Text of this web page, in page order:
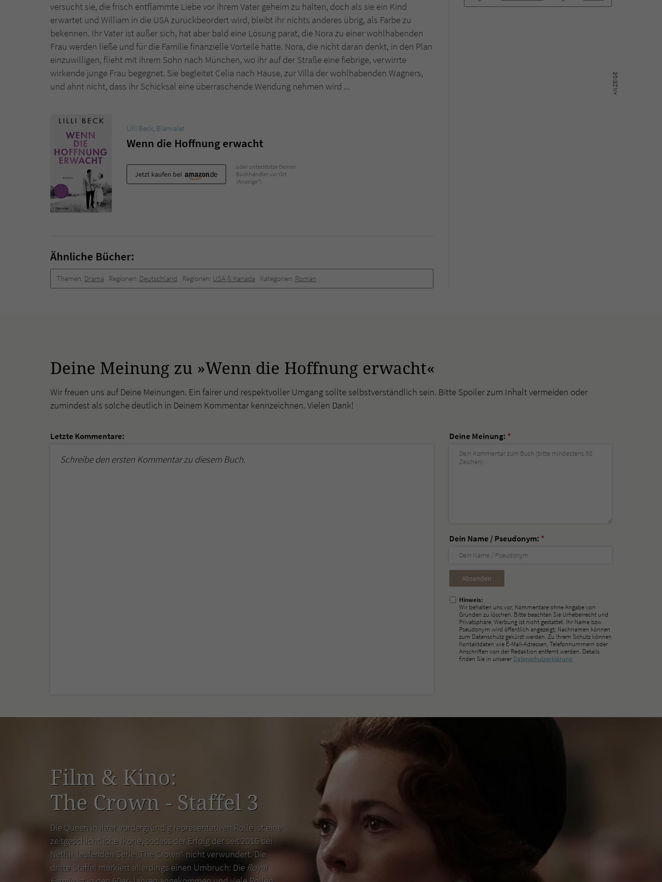
versucht sie, die frisch entflammte Liebe vor ihrem Vater geheim zu halten, doch als sie ein Kind
erwartet und William in die USA zurückbeordert wird, bleibt ihr nichts anderes übrig, als Farbe zu
bekennen. Ihr Vater ist außer sich, hat aber bald eine Lösung parat, die Nora zu einer wohlhabenden
Frau werden ließe und für die Familie finanzielle Vorteile hätte. Nora, die nicht daran denkt, in den Plan
einzuwilligen, flieht mit ihrem Sohn nach München, wo ihr auf der Straße eine fiebrige, verwirrte
wirkende junge Frau begegnet. Sie begleitet Celia nach Hause, zur Villa der wohlhabenden Wagners,
und ahnt nicht, dass ihr Schicksal eine überraschende Wendung nehmen wird ...
Lilli Beck, Blanvalet
Wenn die Hoffnung erwacht
Jetzt kaufen bei
oder unterstütze Deinen
Buchhändler vor Ort
(Anzeige*)
Ähnliche Bücher:
Themen: Drama Regionen: Deutschland Regionen: USA & Kanada Kategorien: Roman
Deine Meinung zu »Wenn die Hoffnung erwacht«
Wir freuen uns auf Deine Meinungen. Ein fairer und respektvoller Umgang sollte selbstverständlich sein. Bitte Spoiler zum Inhalt vermeiden oder
zumindest als solche deutlich in Deinem Kommentar kennzeichnen. Vielen Dank!
Letzte Kommentare:
Schreibe den ersten Kommentar zu diesem Buch.
Deine Meinung: *
Dein Name / Pseudonym: *
Nicht
ausfüllen!
Hinweis:
Wir behalten uns vor, Kommentare ohne Angabe von
Gründen zu löschen. Bitte beachten Sie Urheberrecht und
Privatsphäre; Werbung ist nicht gestattet. Ihr Name bzw.
Pseudonym wird öffentlich angezeigt; Nachnamen können
zum Datenschutz gekürzt werden. Zu Ihrem Schutz können
Kontaktdaten wie E-Mail-Adressen, Telefonnummern oder
Anschriften von der Redaktion entfernt werden. Details
finden Sie in unserer Datenschutzerklärung.
Film & Kino:
The Crown - Staffel 3
Die Queen in ihrer vordergründig repräsentativen Rolle ist eine
zeitgeschichtliche Ikone, sodass der Erfolg der seit 2016 bei
Netflix laufenden Serie „The Crown“ nicht verwundert. Die
dritte Staffel markiert allerdings einen Umbruch: Die Royal
Name tx_pwcomments_ahash
Anbieter Literatur-Couch Medien GmbH & Co. KG
Laufzeit 1 Jahr
Zweck Cookie für Kommentare einzelner Buchtitel
Anbieter
Laufzeit Session